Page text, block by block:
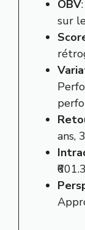
OBV
sur
ans,